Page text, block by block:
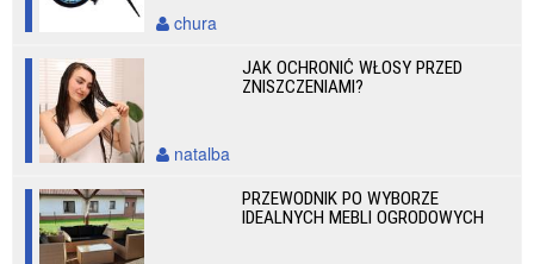
chura
JAK OCHRONIĆ WŁOSY PRZED
ZNISZCZENIAMI?
natalba
PRZEWODNIK PO WYBORZE
IDEALNYCH MEBLI OGRODOWYCH